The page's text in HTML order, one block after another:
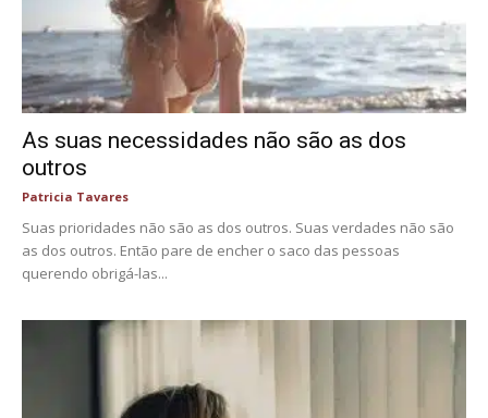
As suas necessidades não são as dos
outros
Patricia Tavares
Suas prioridades não são as dos outros. Suas verdades não são
as dos outros. Então pare de encher o saco das pessoas
querendo obrigá-las...